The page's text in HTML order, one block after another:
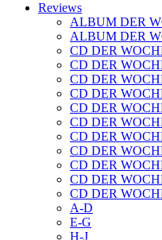
Reviews
ALBUM DER
ALBUM DER
CD DER
CD DER
CD DER
CD DER
CD DER
CD DER
CD DER
CD DER
CD DER
CD DER
CD DER
A-D
E-G
H-J